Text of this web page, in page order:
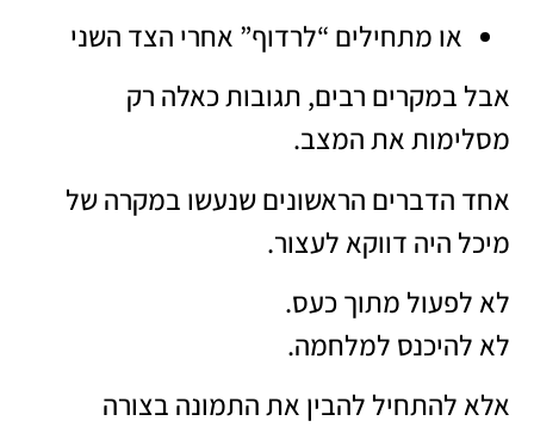
או מתחילים “לרדוף” אחרי הצד השני
אבל במקרים רבים, תגובות כאלה רק
מסלימות את המצב.
אחד הדברים הראשונים שנעשו במקרה של
מיכל היה דווקא לעצור.
לא לפעול מתוך כעס.
לא להיכנס למלחמה.
אלא להתחיל להבין את התמונה בצורה